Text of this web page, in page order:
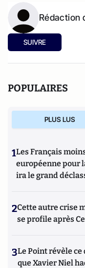
Rédaction
SUIVRE
POPULAIRES
PLUS LUS
1Les Français
européenne pour
ira le grand
2Cette autre crise
se profile après
3Le Point révèle
que Xavier Niel